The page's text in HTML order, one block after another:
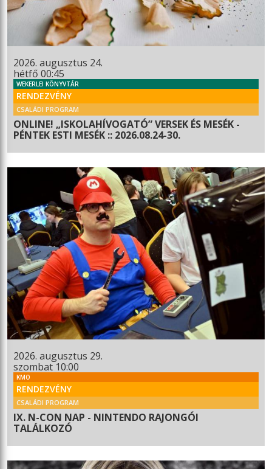
2026. augusztus 24.
hétfő 00:45
WEKERLEI KÖNYVTÁR
RENDEZVÉNY
CSALÁDI PROGRAM
ONLINE! „ISKOLAHÍVOGATÓ” VERSEK ÉS MESÉK -
PÉNTEK ESTI MESÉK :: 2026.08.24-30.
2026. augusztus 29.
szombat 10:00
KMO
RENDEZVÉNY
CSALÁDI PROGRAM
IX. N-CON NAP - NINTENDO RAJONGÓI
TALÁLKOZÓ